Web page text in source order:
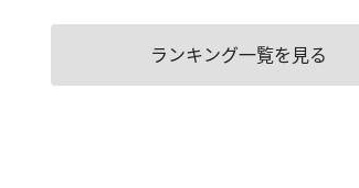
ランキング一覧を見る